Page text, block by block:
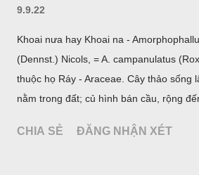
9.9.22
Khoai nưa hay Khoai na -
(Dennst.) Nicols, = A. campanulatus
thuộc họ Ráy - Araceae. Cây thảo sống
nằm trong đất; củ hình bán cầu, rộng
quanh có 3-5 mấu lồi; vỏ củ màu nâu,
CHIA SẺ ĐĂNG NHẬN XÉT